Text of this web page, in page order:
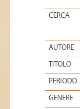
CERCA
AUTORE
TITOLO
PERIODO
GENERE